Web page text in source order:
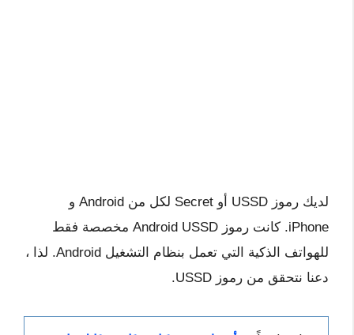
لديك رموز USSD أو Secret لكل من Android و
iPhone. كانت رموز Android USSD مخصصة فقط
للهواتف الذكية التي تعمل بنظام التشغيل Android. لذا ،
دعنا نتحقق من رموز USSD.